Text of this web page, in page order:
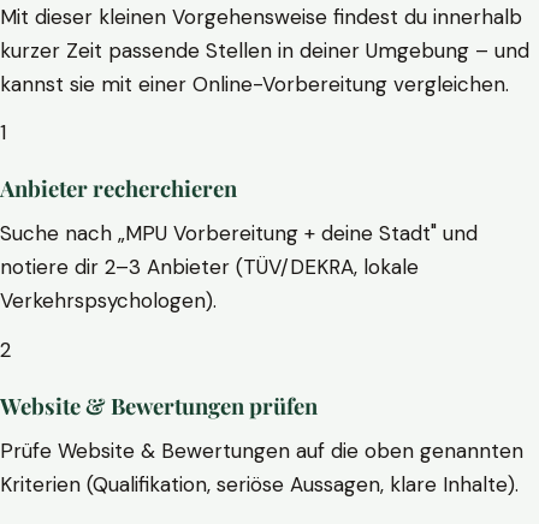
Mit dieser kleinen Vorgehensweise findest du innerhalb
kurzer Zeit passende Stellen in deiner Umgebung – und
kannst sie mit einer Online-Vorbereitung vergleichen.
1
Anbieter recherchieren
Suche nach „MPU Vorbereitung + deine Stadt" und
notiere dir 2–3 Anbieter (TÜV/DEKRA, lokale
Verkehrspsychologen).
2
Website & Bewertungen prüfen
Prüfe Website & Bewertungen auf die oben genannten
Kriterien (Qualifikation, seriöse Aussagen, klare Inhalte).